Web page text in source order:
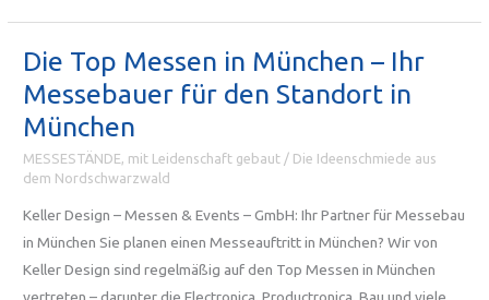
2026:
Maßgeschneiderte
Messestände
von
Keller
Design
Die Top Messen in München – Ihr
Messebauer für den Standort in
München
MESSESTÄNDE, mit Leidenschaft gebaut / Die Ideenschmiede aus
dem Nordschwarzwald
Keller Design – Messen & Events – GmbH: Ihr Partner für Messebau
in München Sie planen einen Messeauftritt in München? Wir von
Keller Design sind regelmäßig auf den Top Messen in München